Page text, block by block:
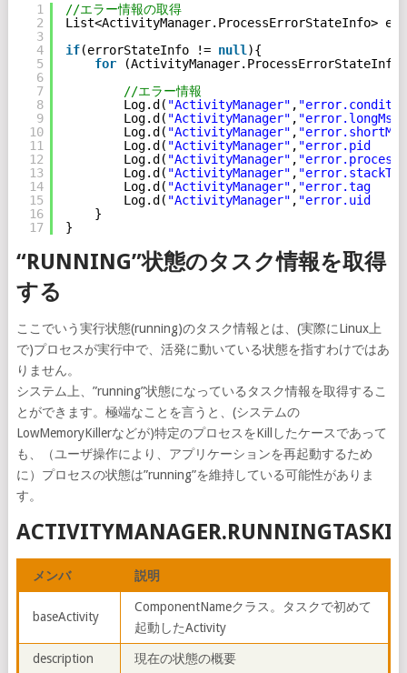
1
2
3
4
5
6
7
8
9
10
11
12
13
14
15
16
17
//エラー情報の取得
List<ActivityManager.ProcessErrorStateInfo>
if(errorStateInfo != null ){
for
//エラー情報
Log.d( "ActivityManager" ,
Log.d( "ActivityManager" , "error.longMsg
Log.d( "ActivityManager" ,
Log.d( "ActivityManager" , "error.pid
Log.d( "ActivityManager" ,
Log.d( "ActivityManager" ,
Log.d( "ActivityManager" , "error.tag
Log.d( "ActivityManager" , "error.uid
}
}
“RUNNING”状態のタスク情報を取得
する
ここでいう実行状態(running)のタスク情報とは、(実際にLinux上
で)プロセスが実行中で、活発に動いている状態を指すわけではあ
りません。
システム上、”running”状態になっているタスク情報を取得するこ
とができます。極端なことを言うと、(システムの
LowMemoryKillerなどが)特定のプロセスをKillしたケースであって
も、（ユーザ操作により、アプリケーションを再起動するため
に）プロセスの状態は”running”を維持している可能性がありま
す。
メンバ 説明
baseActivity
ComponentNameクラス。タスクで初めて
起動したActivity
description 現在の状態の概要